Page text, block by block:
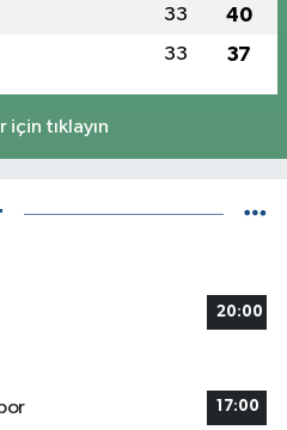
33 40
33 37
için tıklayın
20:00
17:00